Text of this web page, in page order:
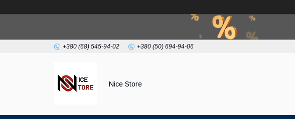
+380 (68) 545-94-02 +380 (50) 694-94-06
Nice Store